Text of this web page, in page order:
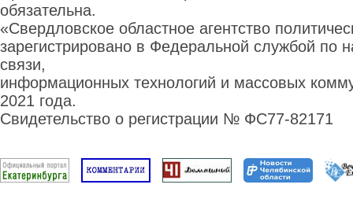
обязательна.
«Свердловское областное агентство
зарегистрировано в Федеральной службой по
связи,
информационных технологий и массовых
2021 года.
Свидетельство о регистрации № ФС77-82171